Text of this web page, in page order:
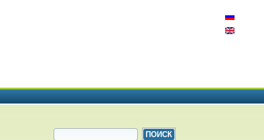
ФОРМА ПОИСКА